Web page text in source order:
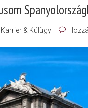
Karrier & Külügy